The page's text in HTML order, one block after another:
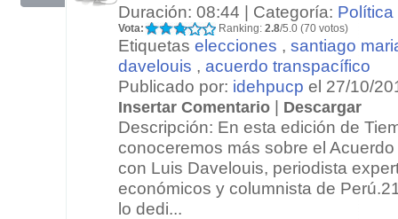
Duración: 08:44 | Categoría: Política
Vota: Ranking: 2.8/5.0 (70 votos)
Etiquetas elecciones , santiago
davelouis , acuerdo transpacífico
Publicado por: idehpucp el 27/10/
Insertar Comentario | Descargar
Descripción: En esta edición de
conoceremos más sobre el
con Luis Davelouis, periodista
económicos y columnista de
lo dedi...